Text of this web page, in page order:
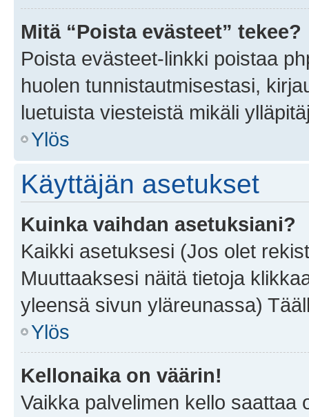
Mitä “Poista evästeet” tekee?
Poista evästeet-linkki poistaa
huolen tunnistautmisestasi,
luetuista viesteistä mikäli
Ylös
Käyttäjän asetukset
Kuinka vaihdan asetuksiani?
Kaikki asetuksesi (Jos olet
Muuttaaksesi näitä tietoja
yleensä sivun yläreunassa)
Ylös
Kellonaika on väärin!
Vaikka palvelimen kello saattaa